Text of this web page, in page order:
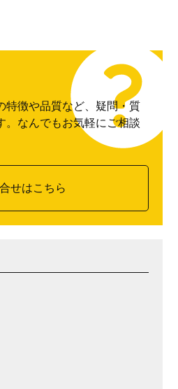
特徴や品質など、疑問・質
。なんでもお気軽にご相談
せはこちら